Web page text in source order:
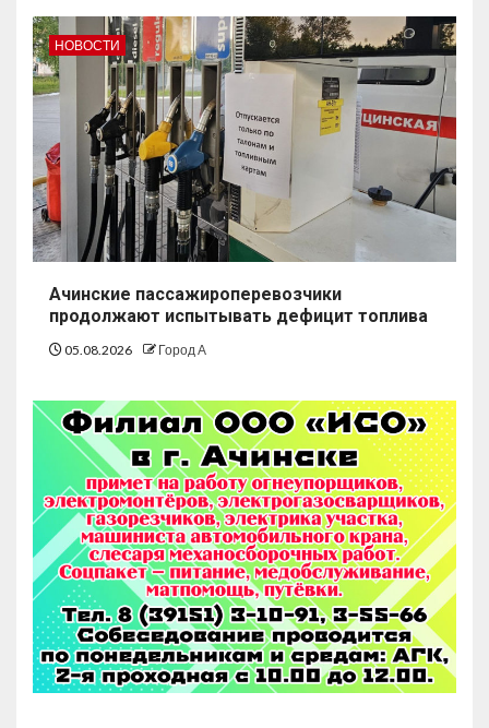
НОВОСТИ
Ачинские пассажироперевозчики
продолжают испытывать дефицит топлива
05.08.2026 Город А